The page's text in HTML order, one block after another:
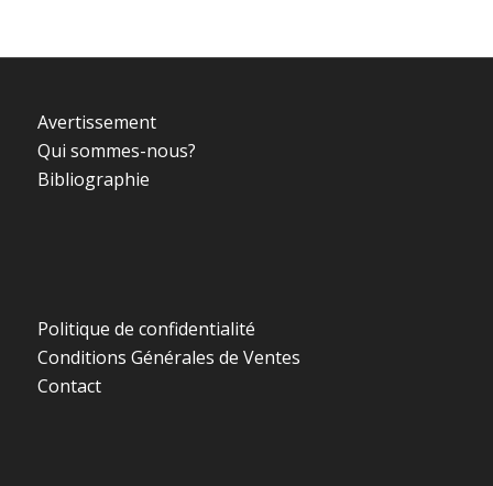
Avertissement
Qui sommes-nous?
Bibliographie
Politique de confidentialité
Conditions Générales de Ventes
Contact